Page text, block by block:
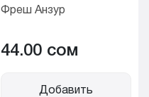
Фреш Анзур
44.00 cом
Добавить